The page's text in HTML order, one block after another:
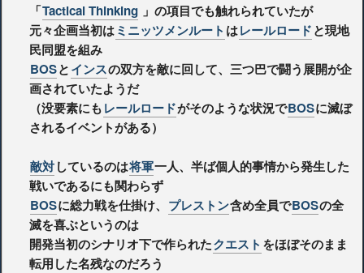
「Tactical Thinking 」の項目でも触れられていたが
元々企画当初はミニッツメンルート はレールロードと現地
民同盟を組み
BOSとインスの双方を敵に回して、三つ巴で闘う展開が企
画されていたようだ
（没要素にもレールロードがそのような状況でBOSに滅ぼ
されるイベントがある）
敵対しているのは将軍一人、半ば個人的事情から発生した
戦いであるにも関わらず
BOSに総力戦を仕掛け、 プレストン含め全員でBOSの全
滅を喜ぶというのは
開発当初のシナリオ下で作られたクエスト をほぼそのまま
転用した名残なのだろう